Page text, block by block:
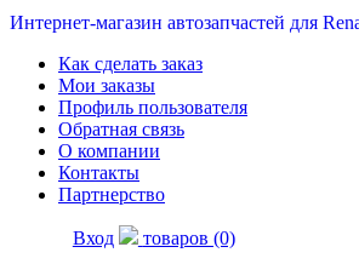
Интернет-магазин автозапчастей для
Как сделать заказ
Мои заказы
Профиль пользователя
Обратная связь
О компании
Контакты
Партнерство
Вход товаров (0)